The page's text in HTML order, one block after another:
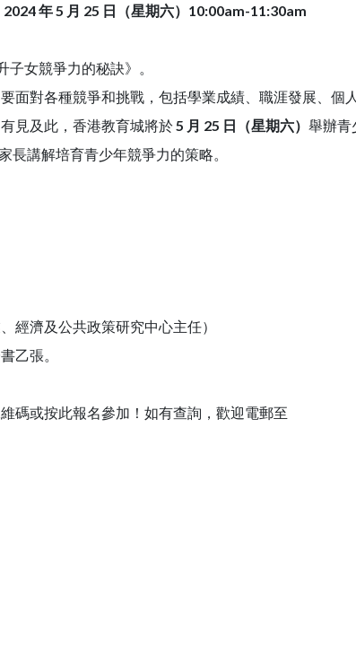
2024年 5 月 25 日（星期六）10:00am-11:30am
女競爭力的秘訣》。
對各種競爭和挑戰，包括學業成績、職涯發展、個
見及此，香港教育城將於5 月 25 日（星期六） 舉辦青
長講解培育青少年競爭力的策略。
經濟及公共政策研究中心主任）
乙張。
或按此報名參加！如有查詢，歡迎電郵至